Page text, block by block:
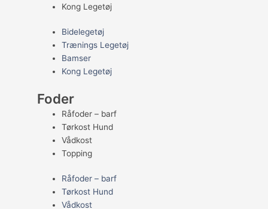
Kong Legetøj
Bidelegetøj
Trænings Legetøj
Bamser
Kong Legetøj
Foder
Råfoder – barf
Tørkost Hund
Vådkost
Topping
Råfoder – barf
Tørkost Hund
Vådkost